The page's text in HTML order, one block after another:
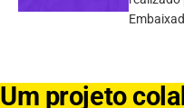
Um projeto